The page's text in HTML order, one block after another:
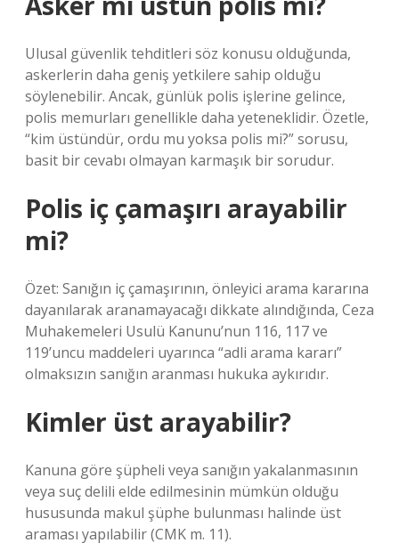
Ulusal güvenlik tehditleri söz konusu olduğunda,
askerlerin daha geniş yetkilere sahip olduğu
söylenebilir. Ancak, günlük polis işlerine gelince,
polis memurları genellikle daha yeteneklidir. Özetle,
“kim üstündür, ordu mu yoksa polis mi?” sorusu,
basit bir cevabı olmayan karmaşık bir sorudur.
Polis iç çamaşırı arayabilir
mi?
Özet: Sanığın iç çamaşırının, önleyici arama kararına
dayanılarak aranamayacağı dikkate alındığında, Ceza
Muhakemeleri Usulü Kanunu’nun 116, 117 ve
119’uncu maddeleri uyarınca “adli arama kararı”
olmaksızın sanığın aranması hukuka aykırıdır.
Kimler üst arayabilir?
Kanuna göre şüpheli veya sanığın yakalanmasının
veya suç delili elde edilmesinin mümkün olduğu
hususunda makul şüphe bulunması halinde üst
araması yapılabilir (CMK m. 11).